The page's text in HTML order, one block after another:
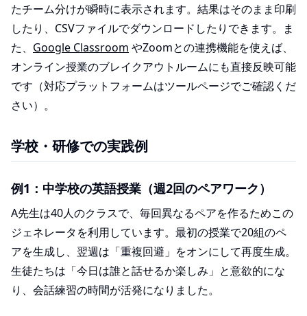
たチーム分けが瞬時に表示されます。結果はそのまま印刷
したり、CSVファイルでダウンロードしたりできます。ま
た、 Google Classroom やZoomとの連携機能を使えば、
オンライン授業のブレイクアウトルームにも直接反映可能
です（対応プラットフォームはツールページでご確認くだ
さい）。
学校・研修での実践例
例1：中学校の英語授業（週2回のペアワーク）
A先生は40人のクラスで、毎回異なるペアを作るためこの
ジェネレータを利用しています。最初の授業で20組のペ
アを生成し、翌週は「重複回避」をオンにして再度生成。
生徒たちは「今日は誰と話せるか楽しみ」と意欲的にな
り、会話練習の時間が活発になりました。